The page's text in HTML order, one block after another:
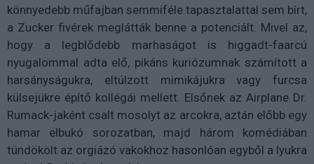
könnyedebb műfajban semmiféle tapasztalattal sem bírt,
a Zucker fivérek meglátták benne a potenciált. Mivel az,
hogy a legblődebb marhaságot is higgadt-faarcú
nyugalommal adta elő, pikáns kuriózumnak számított a
harsányságukra, eltúlzott mimikájukra vagy furcsa
külsejükre építő kollégái mellett. Elsőnek az Airplane Dr.
Rumack-jaként csalt mosolyt az arcokra, aztán előbb egy
hamar elbukó sorozatban, majd három komédiában
tündökölt az orgiázó vakokhoz hasonlóan egyből a lyukra